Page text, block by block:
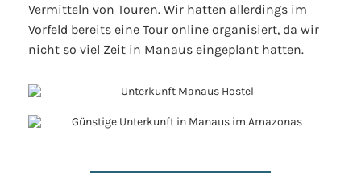
Vermitteln von Touren. Wir hatten allerdings im
Vorfeld bereits eine Tour online organisiert, da wir
nicht so viel Zeit in Manaus eingeplant hatten.